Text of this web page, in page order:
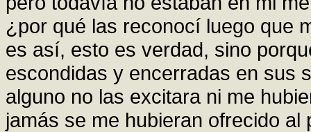
¿por qué las reconocí luego que
es así, esto es verdad, sino
escondidas y encerradas en sus
alguno no las excitara ni me
jamás se me hubieran ofrecido al